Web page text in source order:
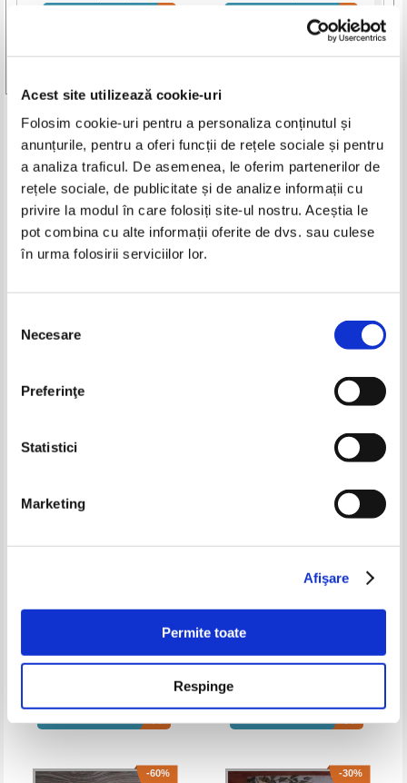
Acest site utilizează cookie-uri
Folosim cookie-uri pentru a personaliza conținutul și
anunțurile, pentru a oferi funcții de rețele sociale și pentru
a analiza traficul. De asemenea, le oferim partenerilor de
rețele sociale, de publicitate și de analize informații cu
privire la modul în care folosiți site-ul nostru. Aceștia le
pot combina cu alte informații oferite de dvs. sau culese
în urma folosirii serviciilor lor.
consimțământului
Necesare
Preferinţe
Statistici
Marketing
Afişare
Permite toate
Respinge
Mark Twain - Aventurile lui Tom
Pret:10,00Lei6,00Lei
Sawyer
Pret:22,00Lei
Adaugă în coș
-30%
Produse din aceeasi categorie
-50%
Pret:12,00Lei
-60%
Lei
George Cosbuc - Balade si idile Hakon Ovreas - Maro
-60% -30%